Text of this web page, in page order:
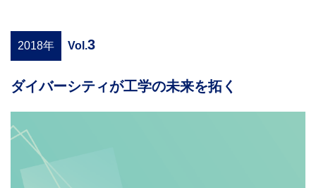
2018年 Vol.3
ダイバーシティが工学の未来を拓く